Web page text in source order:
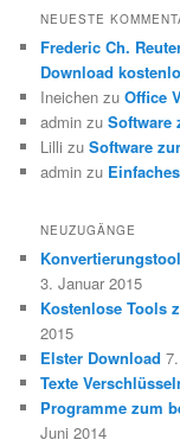
NEUESTE
Frederic Ch.
Download
Ineichen zuOffice
admin zuSoftware
Lilli zuSoftware
admin zu
NEUZUGÄNGE
3. Januar 2015
Kostenlose Tools
2015
Elster Download
Texte
Programme zum
Juni 2014